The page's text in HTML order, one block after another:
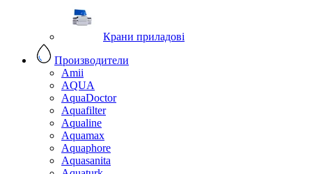
Крани приладові
Производители
Amii
AQUA
AquaDoctor
Aquafilter
Aqualine
Aquamax
Aquaphore
Aquasanita